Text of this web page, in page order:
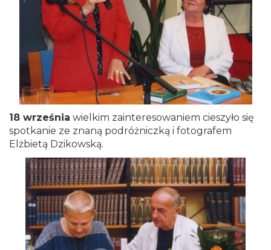
18 września wielkim zainteresowaniem cieszyło się
spotkanie ze znaną podróżniczką i fotografem
Elżbietą Dzikowską.